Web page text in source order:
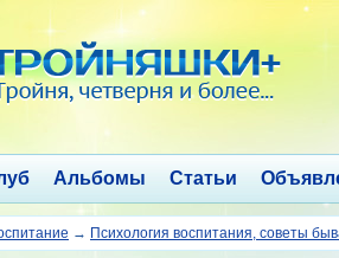
Альбомы Статьи
→ Психология воспитания, советы